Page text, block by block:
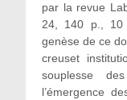
par la revue
24, 140 p., 10
genèse de ce
creuset
souplesse
l’émergence